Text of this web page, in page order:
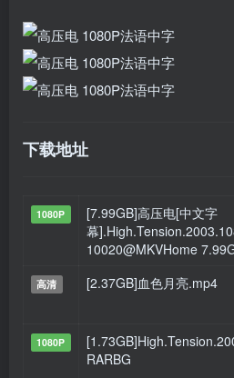
下载地址
1080P
[7.99GB]高压电[中文字
幕
10020@MKVHome
高清 [2.37GB]血色月亮.mp4
1080P
RARBG